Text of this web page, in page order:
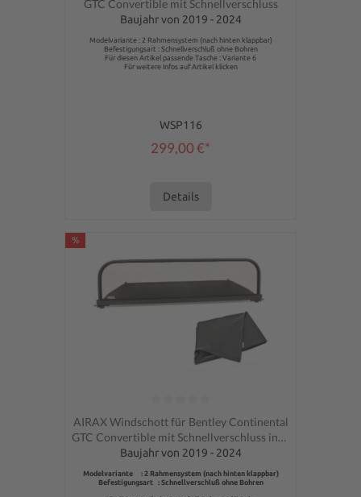
GTC Convertible mit Schnellverschluss
Baujahr von 2019 - 2024
Modelvariante : 2 Rahmensystem (nach hinten klappbar)
Befestigungsart : Schnellverschluß ohne Bohren
Für diesen Artikel passende Tasche : Variante 6
Für weitere Infos auf Artikel klicken
WSP116
299,00 €*
Details
%
Durchschnittliche Bewertung von 0 von 5 Sternen
AIRAX Windschott für Bentley Continental
GTC Convertible mit Schnellverschluss incl.
Tasche
Baujahr von 2019 - 2024
Modelvariante : 2 Rahmensystem (nach hinten klappbar)
Befestigungsart : Schnellverschluß ohne Bohren